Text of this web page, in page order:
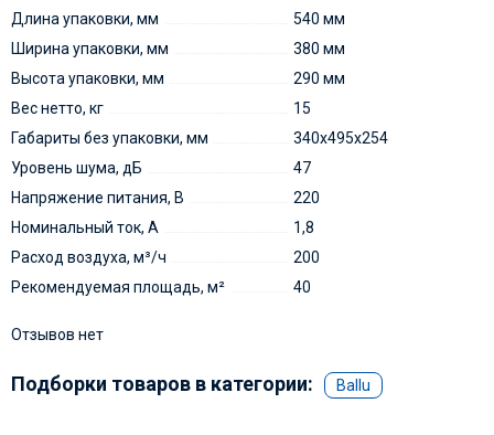
Длина упаковки, мм
540 мм
Ширина упаковки, мм
380 мм
Высота упаковки, мм
290 мм
Вес нетто, кг
15
Габариты без упаковки, мм
340х495х254
Уровень шума, дБ
47
Напряжение питания, В
220
Номинальный ток, А
1,8
Расход воздуха, м³/ч
200
Рекомендуемая площадь, м²
40
Отзывов нет
Подборки товаров в категории: Ballu